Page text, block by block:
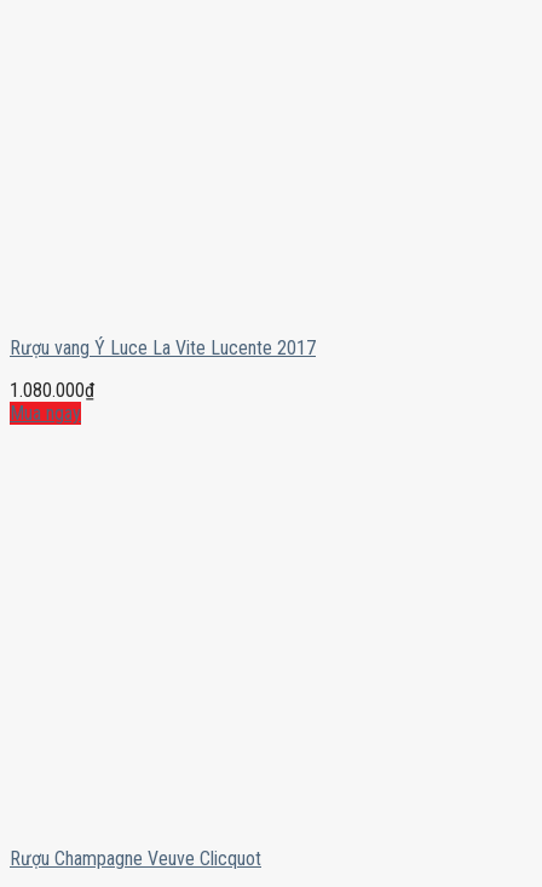
Rượu vang Ý Luce La Vite Lucente 2017
1.080.000₫
Mua ngay
Rượu Champagne Veuve Clicquot